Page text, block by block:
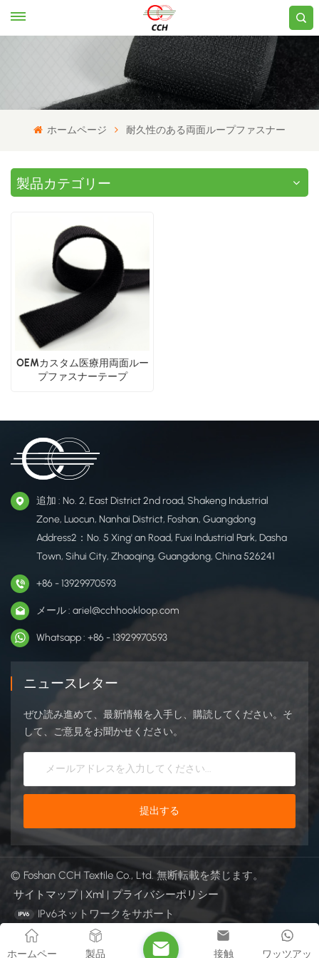
ホームページ 耐久性のある両面ループファスナー
製品カテゴリー
OEMカスタム医療用両面ルー
プファスナーテープ
追加 : No. 2, East District 2nd road, Shakeng Industrial
Zone, Luocun, Nanhai District, Foshan, Guangdong
Address2：No. 5 Xing' an Road, Fuxi Industrial Park, Dasha
Town, Sihui City, Zhaoqing, Guangdong, China 526241
+86 - 13929970593
メール : ariel@cchhookloop.com
Whatsapp : +86 - 13929970593
ニュースレター
ぜひ読み進めて、最新情報を入手し、購読してください。そ
して、ご意見をお聞かせください。
© Foshan CCH Textile Co., Ltd. 無断転載を禁じます。
サイトマップ | Xml | プライバシーポリシー
IPv6ネットワークをサポート
ホームペー 製品 ワッツアッ
接触